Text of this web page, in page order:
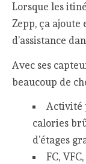
Lorsque les
Zepp, ça
d’assistance
Avec ses
beaucoup de
Activité
calories
d’étages
FC,